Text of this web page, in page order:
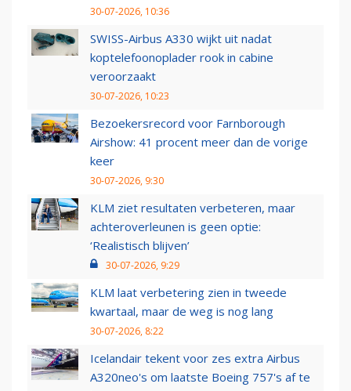
30-07-2026, 10:36
SWISS-Airbus A330 wijkt uit nadat
koptelefoonoplader rook in cabine
veroorzaakt
30-07-2026, 10:23
Bezoekersrecord voor Farnborough
Airshow: 41 procent meer dan de vorige
keer
30-07-2026, 9:30
KLM ziet resultaten verbeteren, maar
achteroverleunen is geen optie:
‘Realistisch blijven’
30-07-2026, 9:29
KLM laat verbetering zien in tweede
kwartaal, maar de weg is nog lang
30-07-2026, 8:22
Icelandair tekent voor zes extra Airbus
A320neo's om laatste Boeing 757's af te